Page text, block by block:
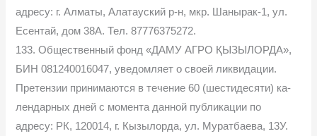
адресу: г. Алматы, Алатауский р-н, мкр. Шанырак-1, ул.
Есентай, дом 38А. Тел. 87776375272.
133. Общественный фонд «ДАМУ АГРО ҚЫЗЫЛОРДА»,
БИН 081240016047, уведомляет о своей ликвидации.
Претензии принимаются в течение 60 (шестидесяти) ка-
лендарных дней с момента данной публикации по
адресу: РК, 120014, г. Кызылорда, ул. Муратбаева, 13У.